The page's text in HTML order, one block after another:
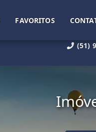
(51)
FAVORITOS